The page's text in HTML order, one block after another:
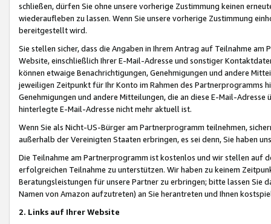
schließen, dürfen Sie ohne unsere vorherige Zustimmung keinen
wiederaufleben zu lassen. Wenn Sie unsere vorherige Zustimmung
bereitgestellt wird.
Sie stellen sicher, dass die Angaben in Ihrem Antrag auf Teilnahme
Website, einschließlich Ihrer E-Mail-Adresse und sonstiger
können etwaige Benachrichtigungen, Genehmigungen und andere
jeweiligen Zeitpunkt für Ihr Konto im Rahmen des Partnerprogramms
Genehmigungen und andere Mitteilungen, die an diese E-Mail-
hinterlegte E-Mail-Adresse nicht mehr aktuell ist.
Wenn Sie als Nicht-US-Bürger am Partnerprogramm teilnehmen,
außerhalb der Vereinigten Staaten erbringen, es sei denn, Sie haben
Die Teilnahme am Partnerprogramm ist kostenlos und wir stellen auf
erfolgreichen Teilnahme zu unterstützen. Wir haben zu keinem
Beratungsleistungen für unsere Partner zu erbringen; bitte lassen Sie
Namen von Amazon aufzutreten) an Sie herantreten und Ihnen
2. Links auf Ihrer Website